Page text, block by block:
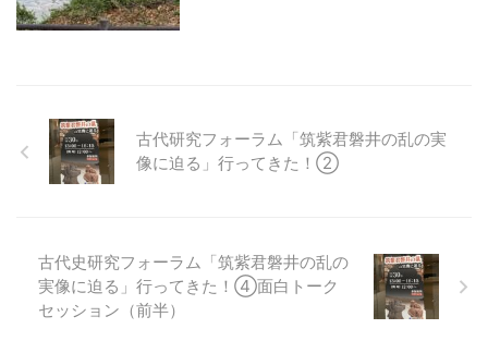
古代研究フォーラム「筑紫君磐井の乱の実
像に迫る」行ってきた！②
古代史研究フォーラム「筑紫君磐井の乱の
実像に迫る」行ってきた！④面白トーク
セッション（前半）